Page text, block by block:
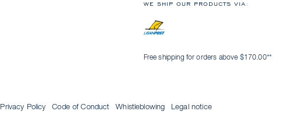
WE SHIP OUR PRODUCTS VIA:
Free shipping for orders above $170.00**
Privacy Policy Code of Conduct Whistleblowing Legal notice